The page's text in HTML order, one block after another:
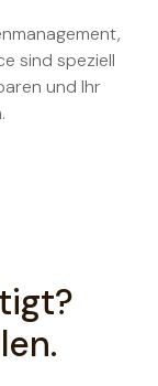
sind speziell
und Ihr